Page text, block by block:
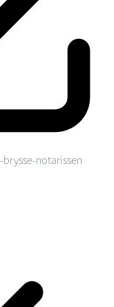
notarissen